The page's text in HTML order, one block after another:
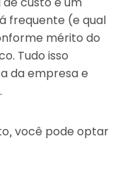
frequente (e qual
mérito do
Tudo isso
da empresa e
você pode optar